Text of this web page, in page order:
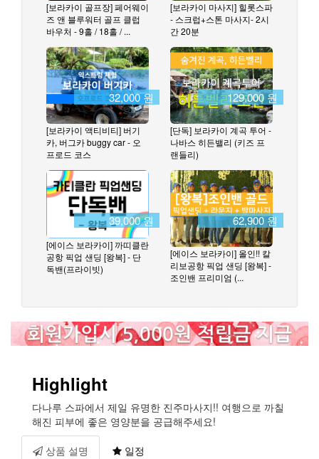
[보라카이 골프장] 페어웨이
즈 앤 블루워터 골프 클럽
바우처 - 9홀 / 18홀 / ...
[보라카이 마사지] 힐롯스파
- 스크럽+스톤 마사지- 2시
간 20분
32,000 원
[보라카이 액티비티] 버기
카, 버그카 buggy car - 오
프로드 코스
129,000 원
[단독] 보라카이 계곡 투어 -
나바스 히든밸리 (키즈 프
랜들리)
39,000 원
[에이스 보라카이] 까띠클란
공항 픽업 샌딩 [왕복] - 단
독밴(프라이빗)
62,900 원
[에이스 보라카이] 올인!! 칼
리보공항 픽업 샌딩 [왕복] -
조인밴 프리미엄 (...
Highlight
다나루 스파에서 제일 유명한 진주마사지!! 여행으로 까칠
해진 피부에 좋은 영양분을 공급해주세요!
상품 설명 일정